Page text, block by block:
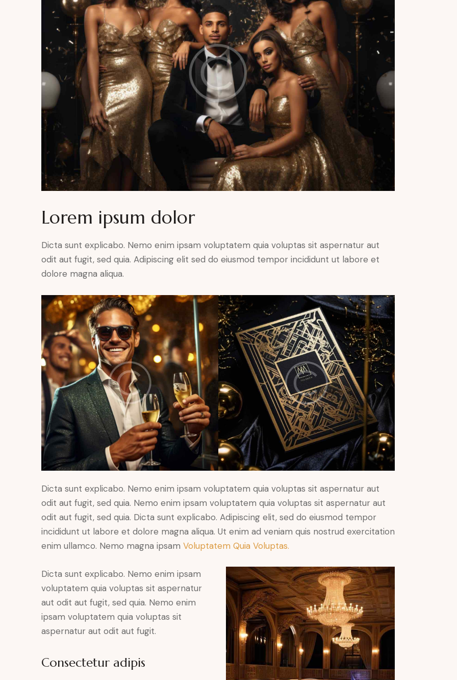
Lorem ipsum dolor
Dicta sunt explicabo. Nemo enim ipsam voluptatem quia voluptas sit aspernatur aut
odit aut fugit, sed quia. Adipiscing elit sed do eiusmod tempor incididunt ut labore et
dolore magna aliqua.
Dicta sunt explicabo. Nemo enim ipsam voluptatem quia voluptas sit aspernatur aut
odit aut fugit, sed quia. Nemo enim ipsam voluptatem quia voluptas sit aspernatur aut
odit aut fugit, sed quia. Dicta sunt explicabo. Adipiscing elit, sed do eiusmod tempor
incididunt ut labore et dolore magna aliqua. Ut enim ad veniam quis nostrud exercitation
enim ullamco. Nemo magna ipsam Voluptatem Quia Voluptas.
Dicta sunt explicabo. Nemo enim ipsam
voluptatem quia voluptas sit aspernatur
aut odit aut fugit, sed quia. Nemo enim
ipsam voluptatem quia voluptas sit
aspernatur aut odit aut fugit.
Consectetur adipis